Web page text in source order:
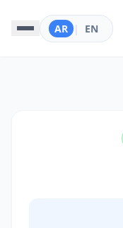
EN
|
AR